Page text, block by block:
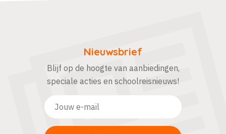
Nieuwsbrief
Blijf op de hoogte van aanbiedingen,
speciale acties en schoolreisnieuws!